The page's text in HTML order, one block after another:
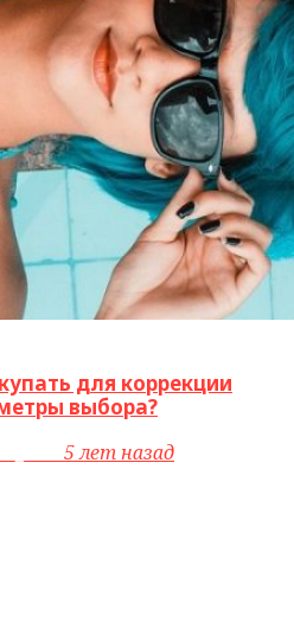
для коррекции
выбора?
5 лет назад